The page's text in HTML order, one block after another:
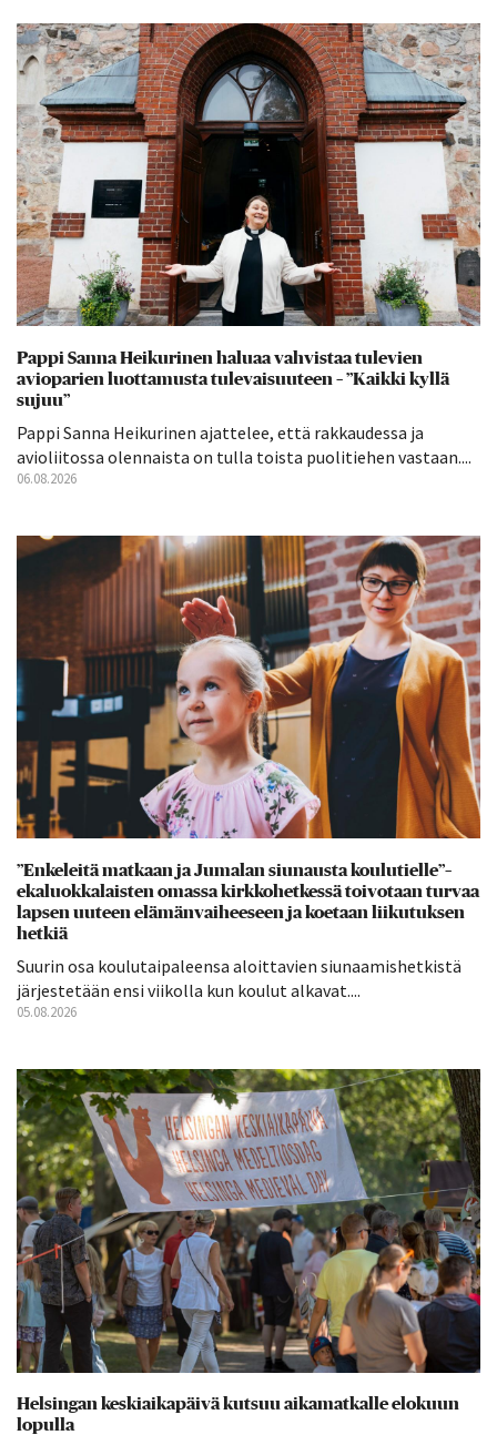
Pappi Sanna Heikurinen haluaa vahvistaa tulevien
avioparien luottamusta tulevaisuuteen – ”Kaikki kyllä
sujuu”
Pappi Sanna Heikurinen ajattelee, että rakkaudessa ja
avioliitossa olennaista on tulla toista puolitiehen vastaan....
06.08.2026
”Enkeleitä matkaan ja Jumalan siunausta koulutielle”–
ekaluokkalaisten omassa kirkkohetkessä toivotaan turvaa
lapsen uuteen elämänvaiheeseen ja koetaan liikutuksen
hetkiä
Suurin osa koulutaipaleensa aloittavien siunaamishetkistä
järjestetään ensi viikolla kun koulut alkavat....
05.08.2026
Helsingan keskiaikapäivä kutsuu aikamatkalle elokuun
lopulla